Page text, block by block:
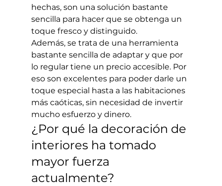
hechas, son una solución bastante
sencilla para hacer que se obtenga un
toque fresco y distinguido.
Además, se trata de una herramienta
bastante sencilla de adaptar y que por
lo regular tiene un precio accesible. Por
eso son excelentes para poder darle un
toque especial hasta a las habitaciones
más caóticas, sin necesidad de invertir
mucho esfuerzo y dinero.
¿Por qué la decoración de
interiores ha tomado
mayor fuerza
actualmente?